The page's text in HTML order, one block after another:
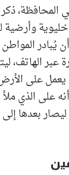
المحافظة،
خليوية
يُبادر
عبر الهاتف،
على
على الذي ملأ
بعدها